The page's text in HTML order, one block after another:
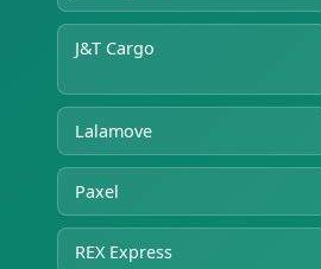
J&T Cargo
Lalamove
Paxel
REX Express